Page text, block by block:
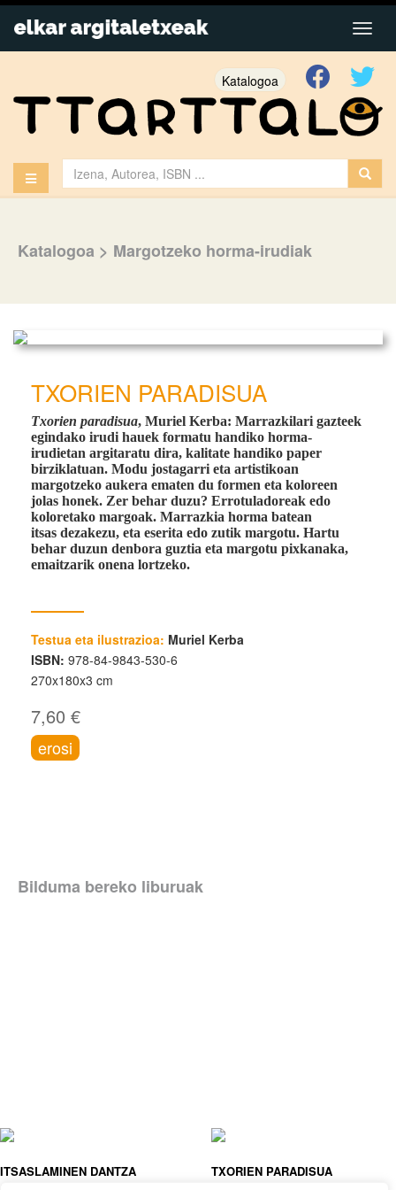
Katalogoa
Katalogoa > Margotzeko horma-irudiak
TXORIEN PARADISUA
Txorien paradisua, Muriel Kerba: Marrazkilari gazteek
egindako irudi hauek formatu handiko horma-
irudietan argitaratu dira, kalitate handiko paper
birziklatuan. Modu jostagarri eta artistikoan
margotzeko aukera ematen du formen eta koloreen
jolas honek. Zer behar duzu? Errotuladoreak edo
koloretako margoak. Marrazkia horma batean
itsas dezakezu, eta eserita edo zutik margotu. Hartu
behar duzun denbora guztia eta margotu pixkanaka,
emaitzarik onena lortzeko.
Testua eta ilustrazioa: Muriel Kerba
ISBN: 978-84-9843-530-6
270x180x3 cm
7,60 €
erosi
Bilduma bereko liburuak
ITSASLAMINEN DANTZA TXORIEN PARADISUA